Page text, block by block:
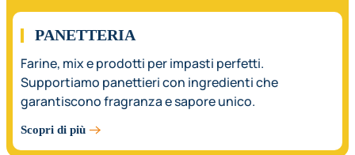
02.
PANETTERIA
Farine, mix e prodotti per impasti perfetti.
Supportiamo panettieri con ingredienti che
garantiscono fragranza e sapore unico.
Scopri di più